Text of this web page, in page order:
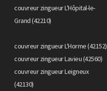
couvreur zingueur L'Hôpital-le-
Grand (42210)
couvreur zingueur L'Horme (42152)
couvreur zingueur Lavieu (42560)
couvreur zingueur Leigneux
(42130)